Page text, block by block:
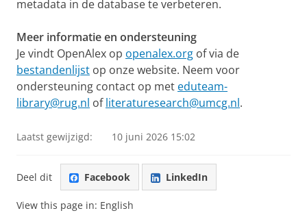
metadata in de database te verbeteren.
Meer informatie en ondersteuning
Je vindt OpenAlex op openalex.org of via de
bestandenlijst op onze website. Neem voor
ondersteuning contact op met eduteam-
library@rug.nl ofliteraturesearch@umcg.nl.
Laatst gewijzigd: 10 juni 2026 15:02
Deel dit Facebook LinkedIn
View this page in: English